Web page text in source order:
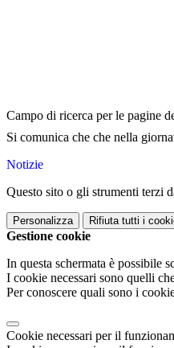
Campo di ricerca per le pagine
Si comunica che che nella
Notizie
Questo sito o gli strumenti terzi
Personalizza Rifiuta tutti i
Gestione cookie
In questa schermata è possibile
I cookie necessari sono quelli
Per conoscere quali sono i
Cookie necessari per il